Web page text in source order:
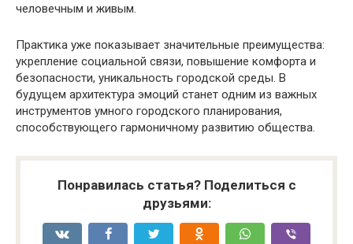
человечным и живым.
Практика уже показывает значительные преимущества:
укрепление социальной связи, повышение комфорта и
безопасности, уникальность городской среды. В
будущем архитектура эмоций станет одним из важных
инструментов умного городского планирования,
способствующего гармоничному развитию общества.
Понравилась статья? Поделиться с
друзьями: